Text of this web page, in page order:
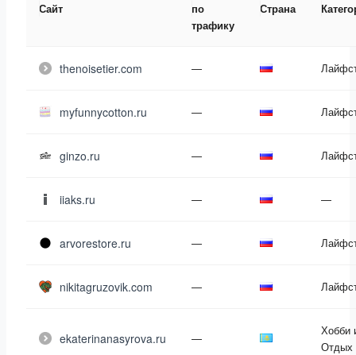
Сайт
по
трафику
Страна
thenoisetier.com —
myfunnycotton.ru —
ginzo.ru —
iiaks.ru — —
arvorestore.ru —
nikitagruzovik.com —
ekaterinanasyrova.ru —
Хобби
Отдых